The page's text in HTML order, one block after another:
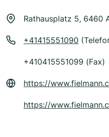
Rathausplatz 5, 6460
+41415551090
+410415551099 (Fax)
https://
https://